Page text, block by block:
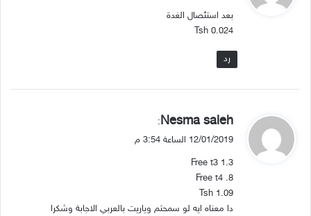
ل
بعد استئصال الغدة
Tsh 0.024
رد
ي
ق
ل
Nesma saleh
:
12/01/2019 الساعة 3:54 م
Free t3 1.3
Free t4 .8
Tsh 1.09
دا معناه ايه لو سمحتم وياريت بالعربي الاجابة وشكرا